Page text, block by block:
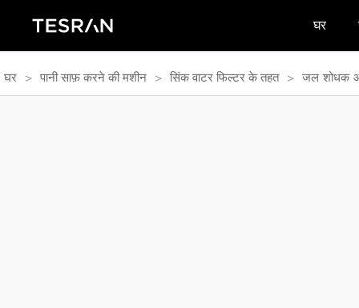
घर
घर > पानी साफ़ करने की मशीन > सिंक वाटर फिल्टर के तहत > जल शोधक